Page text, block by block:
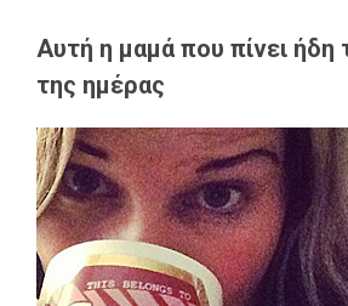
Αυτή η μαμά που πίνει ήδη
της ημέρας